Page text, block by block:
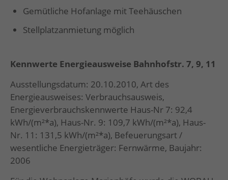
Gemütliche Hofanlage mit Teehäuschen
Stellplatzanmietung möglich
Kennwerte Energieausweise Bahnhofstr. 7, 9, 11
Ausstellungsdatum: 20.10.2010, Art des
Energieausweises: Verbrauchsausweis,
Energieverbrauchskennwerte Haus-Nr 7: 92,4
kWh/(m²*a), Haus-Nr. 9: 109,7 kWh/(m²*a), Haus-
Nr. 11: 131,5 kWh/(m²*a), Befeuerungsart /
wesentliche Energieträger: Fernwärme, Baujahr:
2006